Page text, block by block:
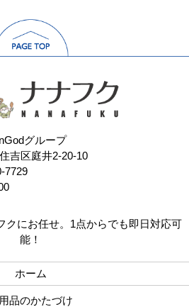
グループ
吉区庭井2-20-10
7729
クにお任せ。1点からでも即日対応可
能！
ホーム
品のかたづけ